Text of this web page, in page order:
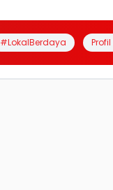
#LokalBerdaya